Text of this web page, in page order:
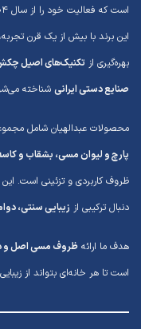
است که فعالیت خود را از سال ۱۳۰۴ خورشیدی در
این برند با بیش از یک قرن
بهره‌گیری از تکنیک‌های اصیل
صنایع دستی ایرانی شناخته
محصولات عبدالهیان شامل
پارچ و لیوان مسی، بشقاب و
ظروف کاربردی و تزئینی است. این
دنبال ترکیبی از زیبایی سنتی،
هدف ما ارائه ظروف مسی اصل و
است تا هر خانه‌ای بتواند از